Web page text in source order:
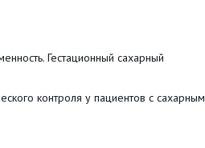
Гестационный сахарный
контроля у пациентов с сахарным